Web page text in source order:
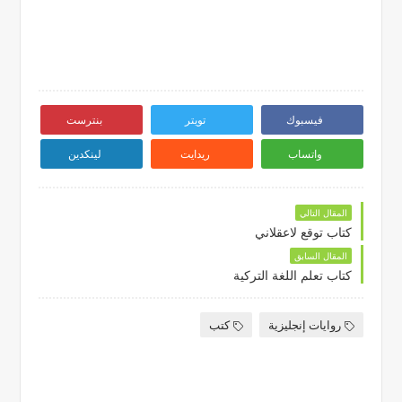
فيسبوك تويتر بنترست
واتساب ريدايت لينكدين
المقال التالي
كتاب توقع لاعقلاني
المقال السابق
كتاب تعلم اللغة التركية
روايات إنجليزية كتب